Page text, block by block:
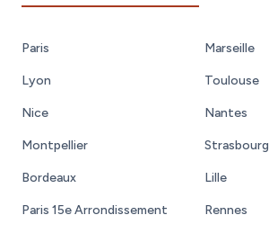
Paris Marseille
Lyon Toulouse
Nice Nantes
Montpellier Strasbourg
Bordeaux Lille
Paris 15e Arrondissement Rennes